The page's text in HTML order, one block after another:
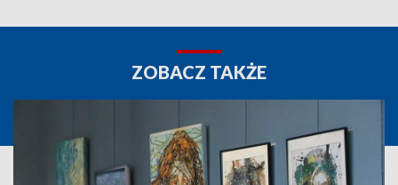
ZOBACZ TAKŻE